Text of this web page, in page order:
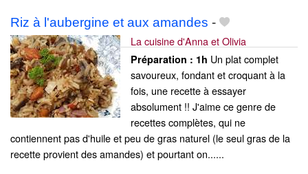
Riz à l'aubergine et aux amandes -
La cuisine d'Anna et Olivia
Préparation : 1h Un plat complet
savoureux, fondant et croquant à la
fois, une recette à essayer
absolument !! J'aime ce genre de
recettes complètes, qui ne
contiennent pas d'huile et peu de gras naturel (le seul gras de la
recette provient des amandes) et pourtant on......